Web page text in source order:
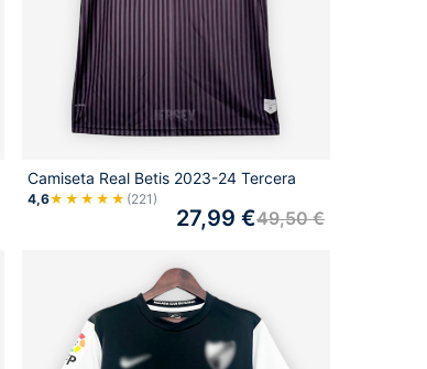
Camiseta Real Betis 2023-24 Tercera
4,6★★★★★ (221)
49,50€
27,99 €